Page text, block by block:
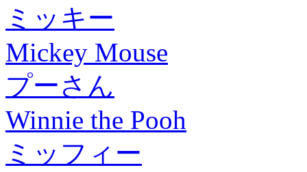
ミッキー
Mickey Mouse
プーさん
Winnie the Pooh
ミッフィー